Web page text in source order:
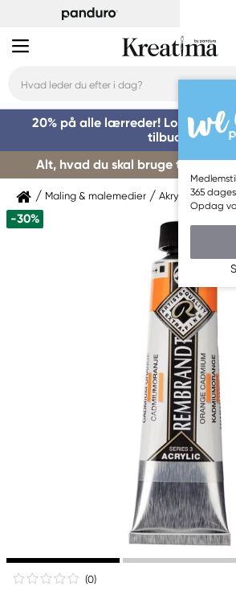
365
Opdag
20% på alle lærreder! Log på for
tilbuddet »
Alt, hvad du skal bruge til
Maling & malemedier Akrylmaling
-30%
(0)